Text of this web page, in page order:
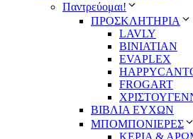
Παντρεύομαι!
ΠΡΟΣΚΛΗΤΗΡΙΑ
LAVLY
BINIATIAN
EVAPLEX
FROGART
ΒΙΒΛΙΑ ΕΥΧΩΝ
ΜΠΟΜΠΟΝΙΕΡΕΣ